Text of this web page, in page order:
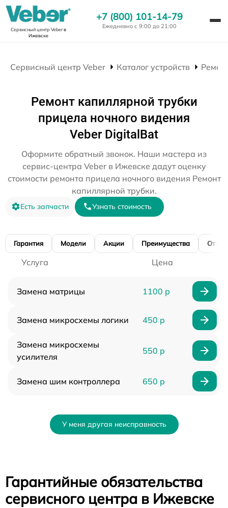
Сервисный центр Veberв
Ижевске
+7 (800) 101-14-79
Ежедневно с 9:00 до 21:00
Сервисный центр Veber Каталог устройств
Ремонт капиллярной трубки
прицела ночного видения
Veber DigitalBat
Оформите обратный звонок. Наши мастера из
сервис-центра Veber в Ижевске дадут оценку
стоимости ремонта прицела ночного видения Ремонт
капиллярной трубки.
Есть запчасти Узнать стоимость
Гарантия Модели Акции Преимущества
Услуга Цена
Замена матрицы 1100 р
Замена микросхемы логики 450 р
Замена микросхемы
усилителя
550 р
Замена шим контроллера 650 р
У меня другая неисправность
Гарантийные обязательства
сервисного центра в Ижевске